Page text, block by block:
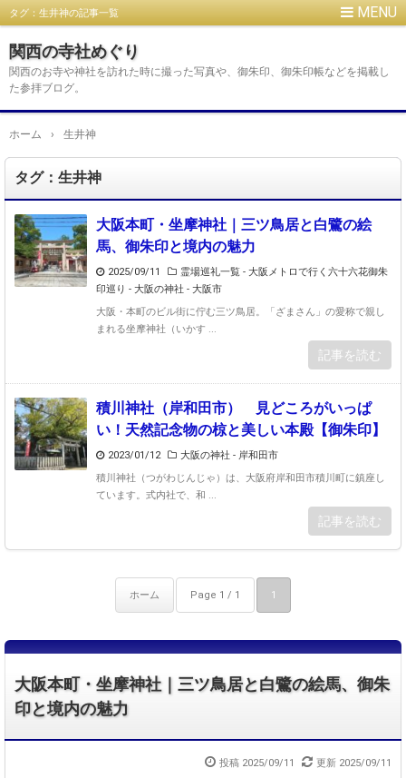
タグ：生井神の記事一覧
関西の寺社めぐり
関西のお寺や神社を訪れた時に撮った写真や、御朱印、御朱印帳などを掲載し
た参拝ブログ。
ホーム › 生井神
タグ：生井神
大阪本町・坐摩神社｜三ツ鳥居と白鷺の絵
馬、御朱印と境内の魅力
2025/09/11
霊場巡礼一覧 - 大阪メトロで行く六十六花御朱
印巡り - 大阪の神社 - 大阪市
大阪・本町のビル街に佇む三ツ鳥居。「ざまさん」の愛称で親し
まれる坐摩神社（いかす ...
記事を読む
積川神社（岸和田市） 見どころがいっぱ
い！天然記念物の椋と美しい本殿【御朱印】
2023/01/12
大阪の神社 - 岸和田市
積川神社（つがわじんじゃ）は、大阪府岸和田市積川町に鎮座し
ています。式内社で、和 ...
記事を読む
ホーム Page 1 / 1 1
大阪本町・坐摩神社｜三ツ鳥居と白鷺の絵馬、御朱
印と境内の魅力
投稿 2025/09/11
更新 2025/09/11